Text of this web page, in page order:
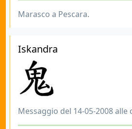
Marasco a Pescara.
Iskandra
Messaggio del 14-05-2008 alle